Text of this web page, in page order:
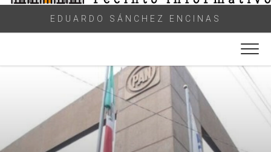
EDUARDO SÁNCHEZ ENCINAS